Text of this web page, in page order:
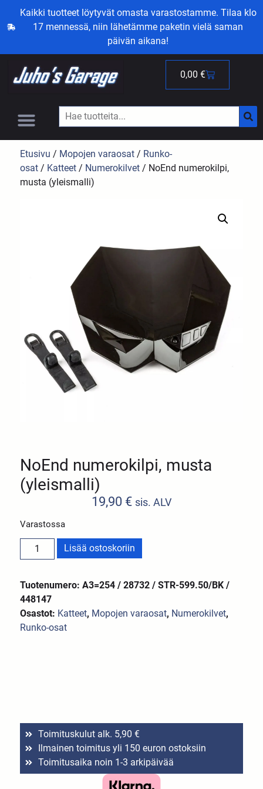
Kaikki tuotteet löytyvät omasta varastostamme. Tilaa klo
17 mennessä, niin lähetämme paketin vielä saman
päivän aikana!
0,00 €
Etusivu / Mopojen varaosat / Runko-
osat / Katteet / Numerokilvet / NoEnd numerokilpi,
musta (yleismalli)
NoEnd numerokilpi, musta
(yleismalli)
19,90 € sis. ALV
Varastossa
Lisää ostoskoriin
Tuotenumero: A3=254 / 28732 / STR-599.50/BK /
448147
Osastot: Katteet, Mopojen varaosat, Numerokilvet,
Runko-osat
Toimituskulut alk. 5,90 €
Ilmainen toimitus yli 150 euron ostoksiin
Toimitusaika noin 1-3 arkipäivää